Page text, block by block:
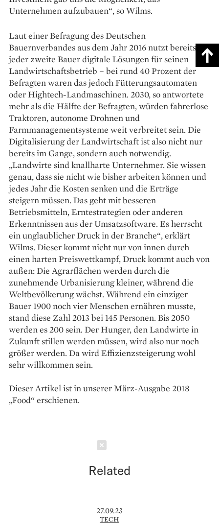
Unternehmen aufzubauen“, so Wilms.
Laut einer Befragung des Deutschen
Bauernverbandes aus dem Jahr 2016 nutzt bereits
jeder zweite Bauer digitale Lösungen für seinen
Landwirtschaftsbetrieb – bei rund 40 Prozent der
Befragten waren das jedoch Fütterungsautomaten
oder Hightech-Landmaschinen. 2030, so antwortete
mehr als die Hälfte der Befragten, würden fahrerlose
Traktoren, autonome Drohnen und
Farmmanagementsysteme weit verbreitet sein. Die
Digitalisierung der Landwirtschaft ist also nicht nur
bereits im Gange, sondern auch notwendig.
„Landwirte sind knallharte Unternehmer. Sie wissen
genau, dass sie nicht wie bisher arbeiten können und
jedes Jahr die Kosten senken und die Erträge
steigern müssen. Das geht mit besseren
Betriebsmitteln, Erntestrategien oder anderen
Erkenntnissen aus der Umsatzsoftware. Es herrscht
ein unglaublicher Druck in der Branche“, erklärt
Wilms. Dieser kommt nicht nur von innen durch
einen harten Preiswettkampf, Druck kommt auch von
außen: Die Agrarflächen werden durch die
zunehmende Urbanisierung kleiner, während die
Weltbevölkerung wächst. Während ein einziger
Bauer 1900 noch vier Menschen ernähren musste,
stand diese Zahl 2013 bei 145 Personen. Bis 2050
werden es 200 sein. Der Hunger, den Landwirte in
Zukunft stillen werden müssen, wird also nur noch
größer werden. Da wird Effizienzsteigerung wohl
sehr willkommen sein.
Dieser Artikel ist in unserer März-Ausgabe 2018
„Food“ erschienen.
Related
27.09.23
TECH